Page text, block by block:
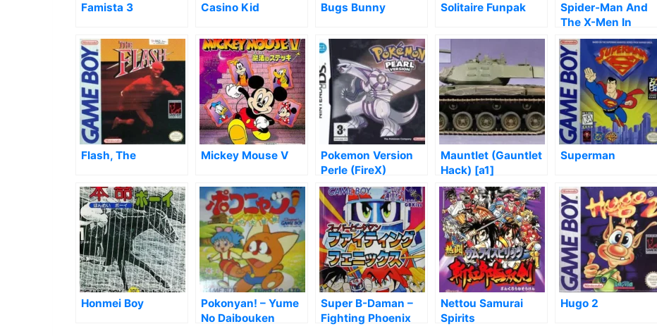
Famista 3 Casino Kid Bugs Bunny Solitaire Funpak
Spider-Man And
The X-Men In
Arcade’s Revenge
Flash, The Mickey Mouse V
Pokemon Version
Perle (FireX)
Mauntlet (Gauntlet
Hack) [a1]
Superman
Honmei Boy
Pokonyan! – Yume
No Daibouken
Super B-Daman –
Fighting Phoenix
Nettou Samurai
Spirits
Hugo 2